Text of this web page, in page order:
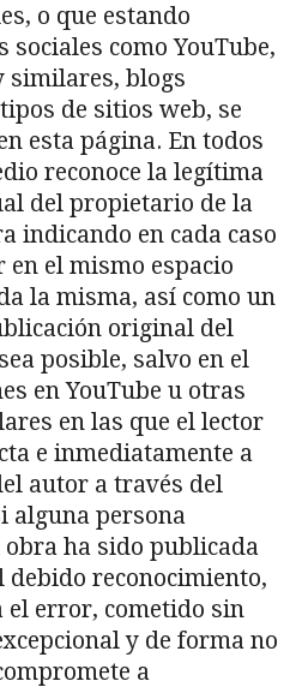
o que estando
sociales como YouTube,
similares, blogs
de sitios web, se
esta página. En todos
reconoce la legítima
del propietario de la
indicando en cada caso
el mismo espacio
la misma, así como un
original del
posible, salvo en el
en YouTube u otras
en las que el lector
e inmediatamente a
autor a través del
alguna persona
obra ha sido publicada
debido reconocimiento,
el error, cometido sin
y de forma no
a